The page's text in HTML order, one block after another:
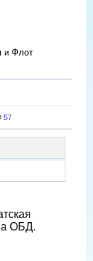
и Флот
57
ОБД.